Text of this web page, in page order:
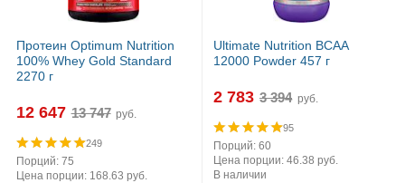
Протеин Optimum Nutrition
100% Whey Gold Standard
2270 г
12 647 руб.
249
Порций: 75
Цена порции: 168.63 руб.
Ultimate Nutrition BCAA
12000 Powder 457 г
2 783 руб.
95
Порций: 60
Цена порции: 46.38 руб.
В наличии